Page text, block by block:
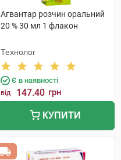
Агвантар розчин оральний
20 % 30 мл 1 флакон
Технолог
Є в наявності
від 147.40 грн
КУПИТИ